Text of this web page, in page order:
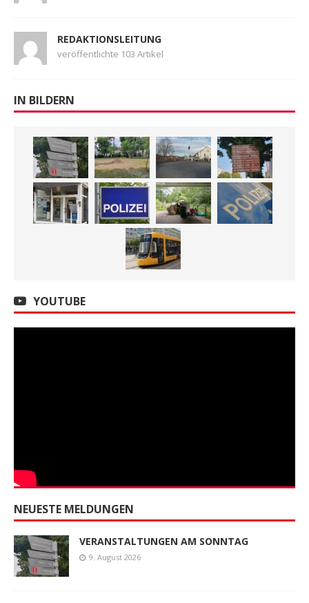
REDAKTIONSLEITUNG
veröffentlichte 103 Artikel
IN BILDERN
YOUTUBE
NEUESTE MELDUNGEN
VERANSTALTUNGEN AM SONNTAG
9. August 2026